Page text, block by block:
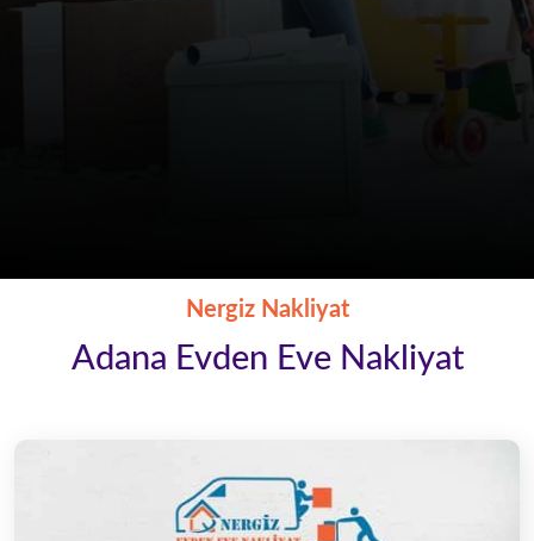
Nergiz Nakliyat
Adana Evden Eve Nakliyat